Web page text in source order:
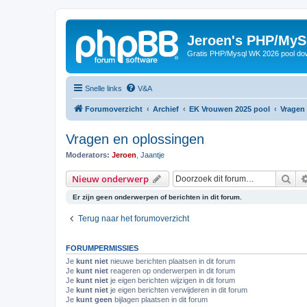
Jeroen's PHP/
Gratis PHP/Mysql WK 2026 pool
Snelle links V&A
Forumoverzicht Archief EK Vrouwen 2025 pool
Vragen en oplossingen
Moderators: Jeroen Jaantje
Nieuw onderwerp
Er zijn geen onderwerpen of berichten in dit forum.
Terug naar het forumoverzicht
FORUMPERMISSIES
Je kunt niet nieuwe berichten plaatsen in dit forum
Je kunt niet reageren op onderwerpen in dit forum
Je kunt niet je eigen berichten wijzigen in dit forum
Je kunt niet je eigen berichten verwijderen in dit forum
Je kunt geen bijlagen plaatsen in dit forum